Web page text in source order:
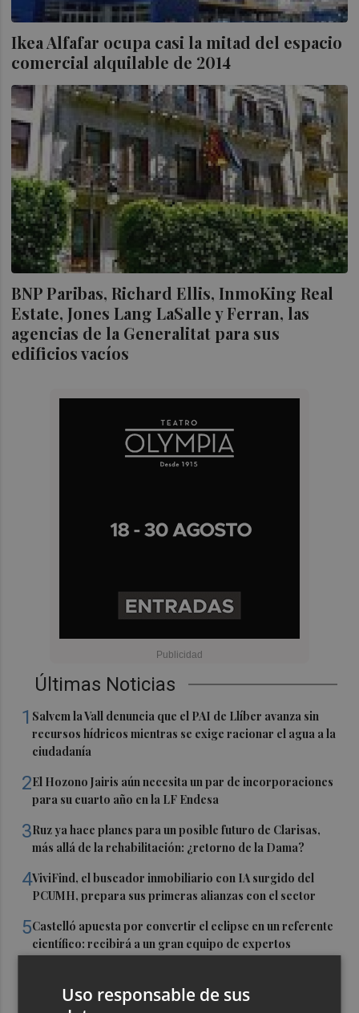
Ikea Alfafar ocupa casi la mitad del espacio
comercial alquilable de 2014
BNP Paribas, Richard Ellis, InmoKing Real
Estate, Jones Lang LaSalle y Ferran, las
agencias de la Generalitat para sus
edificios vacíos
Últimas Noticias
1 Salvem la Vall denuncia que el PAI de Llíber avanza sin
recursos hídricos mientras se exige racionar el agua a la
ciudadanía
2El Hozono Jairis aún necesita un par de incorporaciones
para su cuarto año en la LF Endesa
3Ruz ya hace planes para un posible futuro de Clarisas,
más allá de la rehabilitación: ¿retorno de la Dama?
4ViviFind, el buscador inmobiliario con IA surgido del
PCUMH, prepara sus primeras alianzas con el sector
5Castelló apuesta por convertir el eclipse en un referente
científico: recibirá a un gran equipo de expertos
Uso responsable de sus